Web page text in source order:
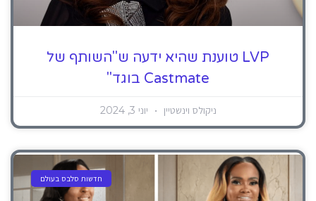
LVP טוענת שהיא ידעה ש"השותף של
Castmate בוגד"
ניקולס וינשטיין יוני 3, 2024
חדשות סלבס בעולם